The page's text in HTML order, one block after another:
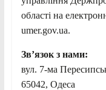
області на
umer.gov.ua.
Зв’язок з нами:
вул. 7-ма
65042, Одеса